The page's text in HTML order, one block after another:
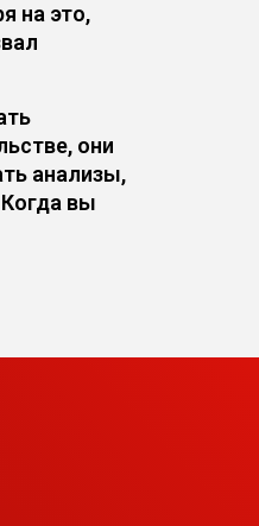
на это,
они
анализы,
вы